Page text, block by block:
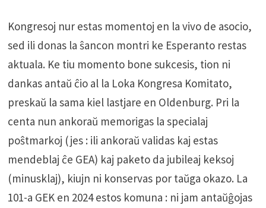
Kongresoj nur estas momentoj en la vivo de asocio,
sed ili donas la ŝancon montri ke Esperanto restas
aktuala. Ke tiu momento bone sukcesis, tion ni
dankas antaŭ ĉio al la Loka Kongresa Komitato,
preskaŭ la sama kiel lastjare en Oldenburg. Pri la
centa nun ankoraŭ memorigas la specialaj
poŝtmarkoj (jes : ili ankoraŭ validas kaj estas
mendeblaj ĉe GEA) kaj paketo da jubileaj keksoj
(minusklaj), kiujn ni konservas por taŭga okazo. La
101-a GEK en 2024 estos komuna : ni jam antaŭĝojas